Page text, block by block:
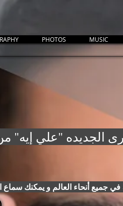
PHOTOS MUSIC
الجديده "علي إيه" من
في جميع أنحاء العالم و يمكنك سماع